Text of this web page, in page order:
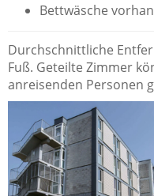
Bettwäsche
Durchschnittliche
Fuß. Geteilte Zimmer
anreisenden Personen